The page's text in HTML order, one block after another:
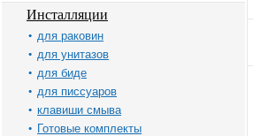
Инсталляции
для раковин
для унитазов
для биде
для писсуаров
клавиши смыва
Готовые комплекты